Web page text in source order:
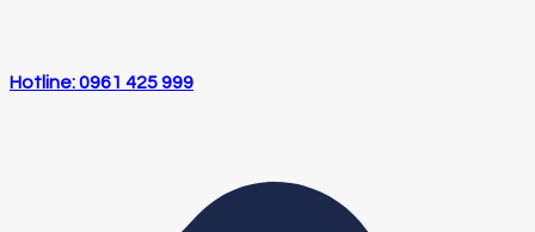
Hotline: 0961 425 999